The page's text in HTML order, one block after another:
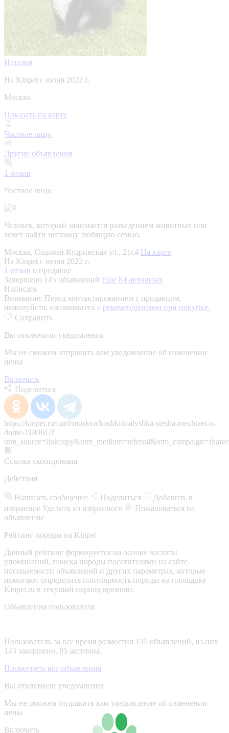
Наталья
На Kinpet c июня 2022 г.
Москва
Показать на карте
Частное лицо
Другие объявления
1 отзыв
Частное лицо
Человек, который занимается разведением животных или
хочет найти питомцу любящую семью.
Москва, Садовая-Кудринская ул., 21с4 На карте
На Kinpet c июня 2022 г.
1 отзыв о продавце
Завершено 145 объявлений Еще 84 активных
Написать
Внимание: Перед контактированием с продавцом,
пожалуйста, ознакомьтесь с рекомендациями при покупке.
Сохранить
Вы отключили уведомления
Мы не сможем отправить вам уведомление об изменении
цены
Включить
Поделиться
https://kinpet.ru/card/moskva/koshki/malyshka-stesha-mechtaet-o-
dome-118001/?
Ссылка скопирована
Действия
Написать сообщение Поделиться
Добавить в
избранное Удалить из избранного
Пожаловаться на
объявление
Рейтинг породы на Kinpet
Данный рейтинг формируется на основе частоты
упоминаний, поиска породы посетителями на сайте,
посещаемости объявлений и других параметрах, которые
помогают определить популярность породы на площадке
Kinpet.ru в текущий период времени.
Объявления пользователя
Пользователь за все время разместил 135 объявлений, из них
145 завершено, 85 активны.
Посмотреть все объявления
Вы отключили уведомления
Мы не сможем отправить вам уведомление об изменении
цены
Включить